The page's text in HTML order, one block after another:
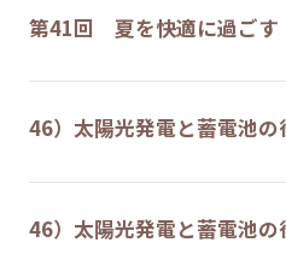
第41回 夏を快適に過ご
46）太陽光発電と蓄電池
46）太陽光発電と蓄電池